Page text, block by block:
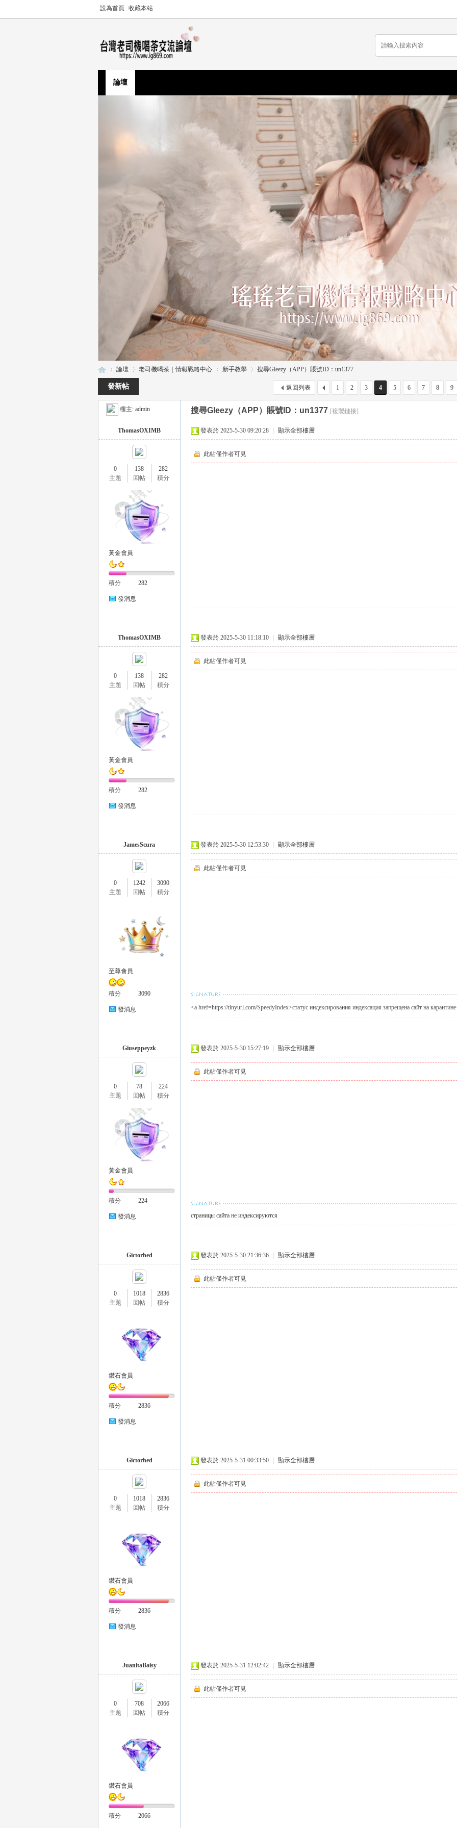
設為首頁 收藏本站
論壇
»
論壇
›
老司機喝茶｜情報戰略中心
›
新手教學
›
搜尋Gleezy（APP）賬號ID：un1377
1 2 3 4 5 6 7 8 9
返回列表
發新帖
樓主: admin 搜尋Gleezy（APP）賬號ID：un1377 [複製鏈接]
ThomasOXIMB
0
主題
138
回帖
282
積分
黃金會員
積分 282
發消息
發表於 2025-5-30 09:20:28 顯示全部樓層
此帖僅作者可見
ThomasOXIMB
0
主題
138
回帖
282
積分
黃金會員
積分 282
發消息
發表於 2025-5-30 11:18:10 顯示全部樓層
此帖僅作者可見
JamesScura
0
主題
1242
回帖
3090
積分
至尊會員
積分 3090
發消息
發表於 2025-5-30 12:53:30 顯示全部樓層
此帖僅作者可見
<a href=https://tinyurl.com/SpeedyIndex>статус индексирования индексация запрещена сайт на
Giuseppeyzk
0
主題
78
回帖
224
積分
黃金會員
積分 224
發消息
發表於 2025-5-30 15:27:19 顯示全部樓層
此帖僅作者可見
страницы сайта не индексируются
Gictorhed
0
主題
1018
回帖
2836
積分
鑽石會員
積分 2836
發消息
發表於 2025-5-30 21:36:36 顯示全部樓層
此帖僅作者可見
Gictorhed
0
主題
1018
回帖
2836
積分
鑽石會員
積分 2836
發消息
發表於 2025-5-31 00:33:50 顯示全部樓層
此帖僅作者可見
JuanitaBaisy
0
主題
708
回帖
2066
積分
鑽石會員
積分 2066
發表於 2025-5-31 12:02:42 顯示全部樓層
此帖僅作者可見